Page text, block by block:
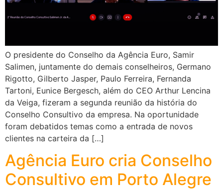
O presidente do Conselho da Agência Euro, Samir
Salimen, juntamente do demais conselheiros, Germano
Rigotto, Gilberto Jasper, Paulo Ferreira, Fernanda
Tartoni, Eunice Bergesch, além do CEO Arthur Lencina
da Veiga, fizeram a segunda reunião da história do
Conselho Consultivo da empresa. Na oportunidade
foram debatidos temas como a entrada de novos
clientes na carteira da […]
Agência Euro cria Conselho
Consultivo em Porto Alegre